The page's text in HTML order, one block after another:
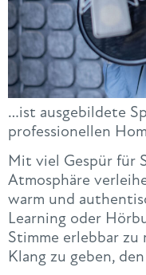
…ist ausgebildete
professionellen
Mit viel Gespür für
Atmosphäre
warm und
Learning oder
Stimme erlebbar zu
Klang zu geben,